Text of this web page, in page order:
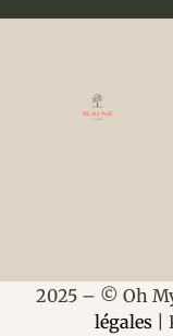
2025 – © Oh
légales|